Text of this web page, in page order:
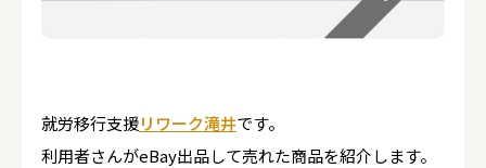
就労移行支援リワーク滝井です。
利用者さんがeBay出品して売れた商品を紹介します。